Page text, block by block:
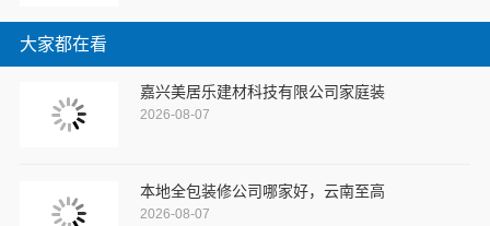
大家都在看
嘉兴美居乐建材科技有限公司家庭装
2026-08-07
本地全包装修公司哪家好，云南至高
2026-08-07